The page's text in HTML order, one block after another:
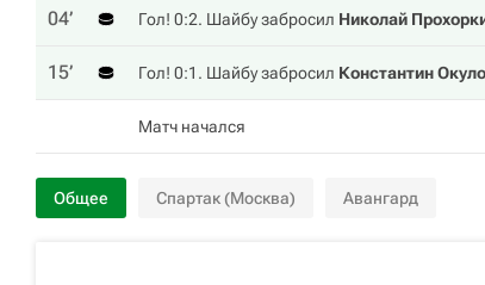
04‎’‎ Гол! 0:2. Шайбу забросил Николай
15‎’‎ Гол! 0:1. Шайбу забросил Константин
Матч начался
Общее Спартак (Москва) Авангард